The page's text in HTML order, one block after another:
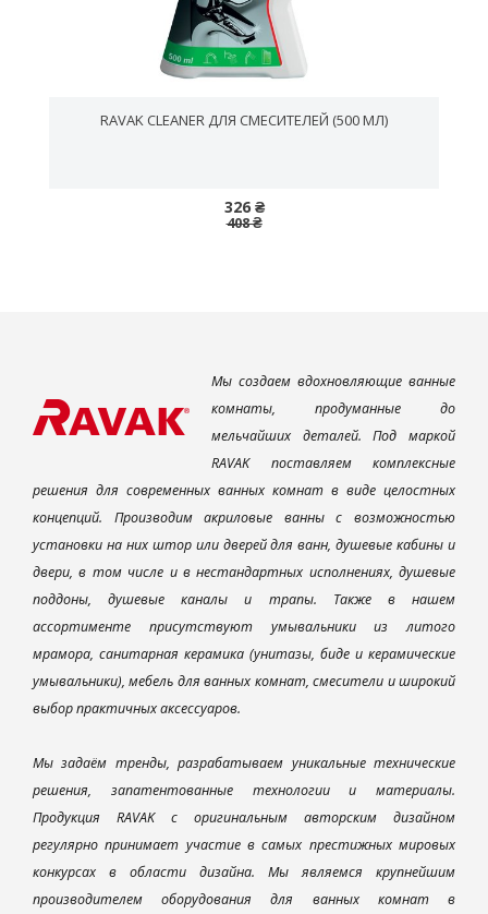
RAVAK CLEANER ДЛЯ СМЕСИТЕЛЕЙ (500 МЛ)
326 ₴
408 ₴
Мы создаем вдохновляющие ванные
комнаты, продуманные до
мельчайших деталей. Под маркой
RAVAK поставляем комплексные
решения для современных ванных комнат в виде целостных
концепций. Производим акриловые ванны с возможностью
установки на них штор или дверей для ванн, душевые кабины и
двери, в том числе и в нестандартных исполнениях, душевые
поддоны, душевые каналы и трапы. Также в нашем
ассортименте присутствуют умывальники из литого
мрамора, санитарная керамика (унитазы, биде и керамические
умывальники), мебель для ванных комнат, смесители и широкий
выбор практичных аксессуаров.
Мы задаём тренды, разрабатываем уникальные технические
решения, запатентованные технологии и материалы.
Продукция RAVAK с оригинальным авторским дизайном
регулярно принимает участие в самых престижных мировых
конкурсах в области дизайна. Мы являемся крупнейшим
производителем оборудования для ванных комнат в